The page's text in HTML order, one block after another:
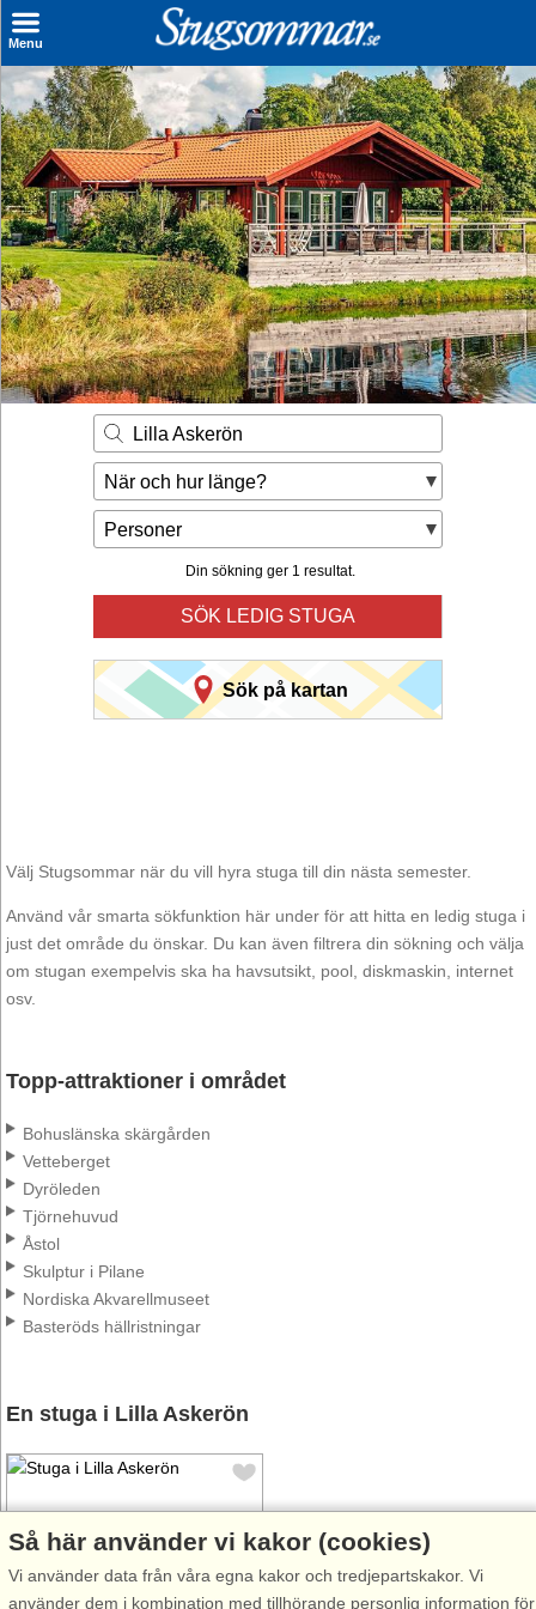
Menu
Sök stuga
Sista Minuten
Genvägar
Inspiration
Kontakt
Husägare
Se hur mycket du kan tjäna
Räkna ut din
hyresintäkt
Lilla Askerön
När och hur länge?
Personer
Din sökning ger 1 resultat.
SÖK LEDIG STUGA
Sök på kartan
Välj Stugsommar när du vill hyra stuga till din nästa semester.
Använd vår smarta sökfunktion här under för att hitta en ledig stuga i
just det område du önskar. Du kan även filtrera din sökning och välja
om stugan exempelvis ska ha havsutsikt, pool, diskmaskin, internet
osv.
Topp-attraktioner i området
Bohuslänska skärgården
Vetteberget
Dyröleden
Tjörnehuvud
Åstol
Skulptur i Pilane
Nordiska Akvarellmuseet
Basteröds hällristningar
En stuga i Lilla Askerön
Så här använder vi kakor (cookies)
Vi använder data från våra egna kakor och tredjepartskakor. Vi
använder dem i kombination med tillhörande personlig information för